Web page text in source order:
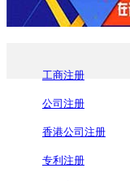
工商注册
公司注册
香港公司注册
专利注册